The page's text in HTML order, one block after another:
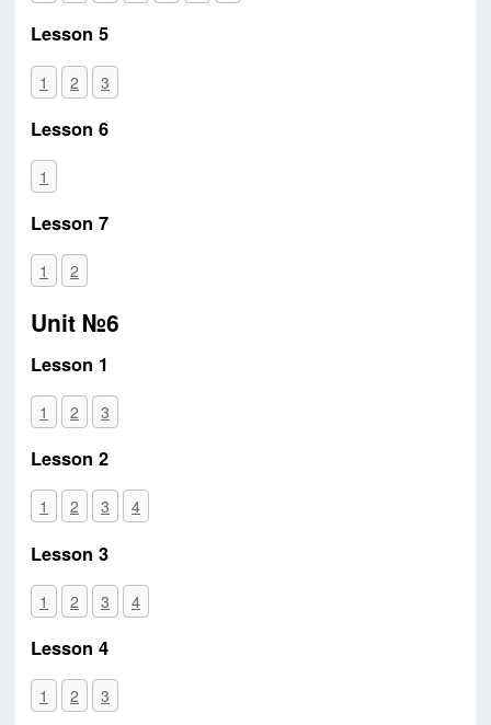
Lesson 5
1 2 3
Lesson 6
1
Lesson 7
1 2
Unit №6
Lesson 1
1 2 3
Lesson 2
1 2 3 4
Lesson 3
1 2 3 4
Lesson 4
1 2 3